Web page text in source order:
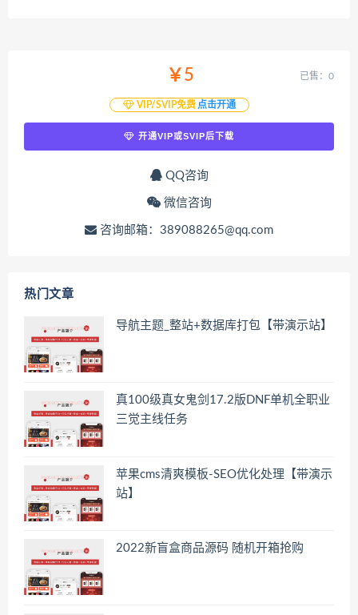
￥5
VIP/SVIP免费 点击开通
已售：0
开通VIP或SVIP后下载
QQ咨询
微信咨询
咨询邮箱：389088265@qq.com
热门文章
导航主题_整站+数据库打包【带演示站】
真100级真女鬼剑17.2版DNF单机全职业
三觉主线任务
苹果cms清爽模板-SEO优化处理【带演示
站】
2022新盲盒商品源码 随机开箱抢购